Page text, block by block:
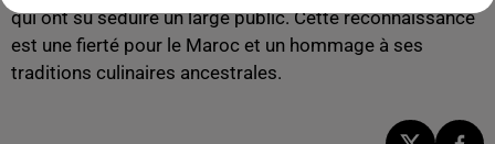
qui ont su séduire un large public. Cette reconnaissance
est une fierté pour le Maroc et un hommage à ses
traditions culinaires ancestrales.